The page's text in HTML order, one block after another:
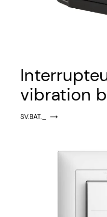
vibration
SV.BAT._